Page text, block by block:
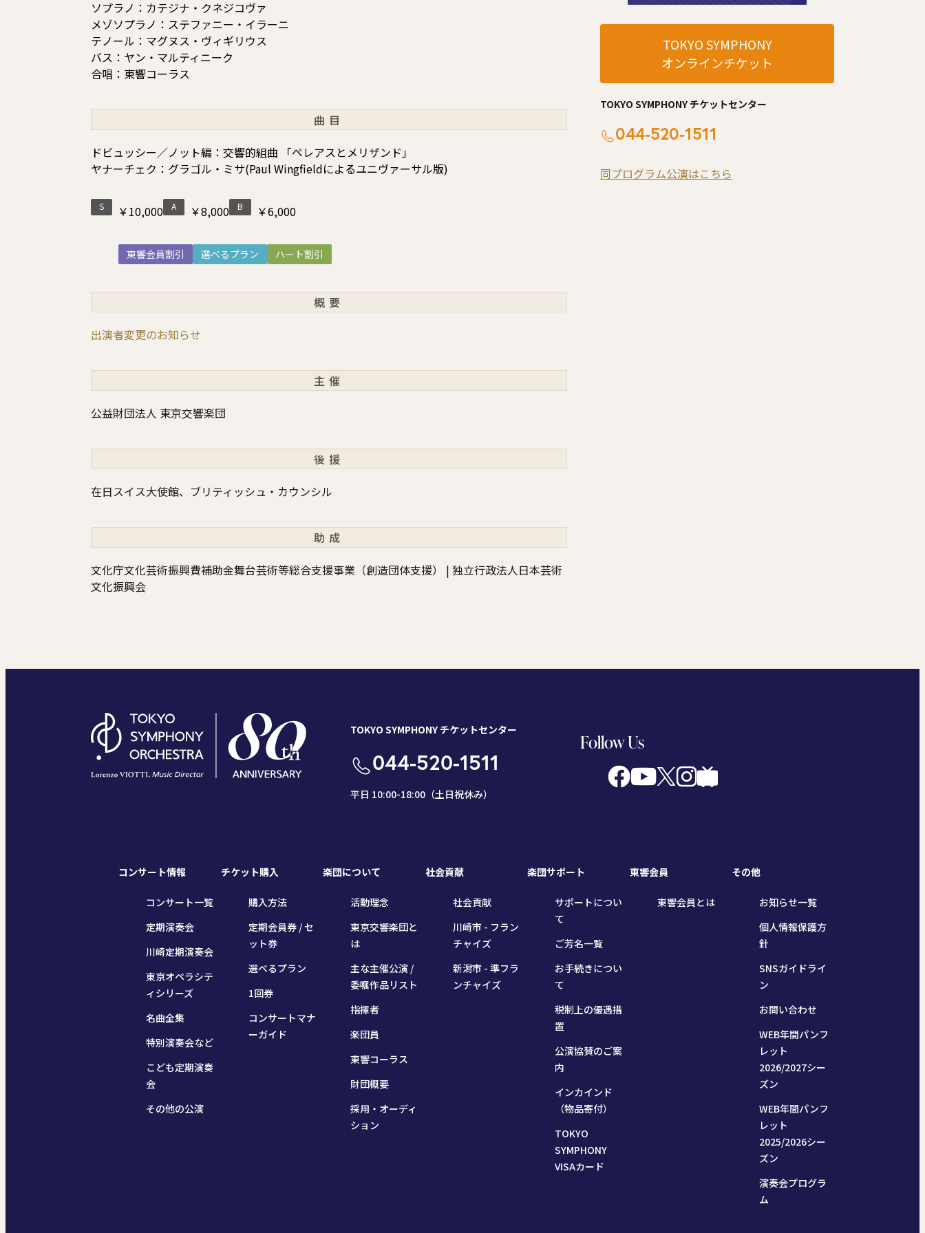
ソプラノ：カテジナ・クネジコヴァ
メゾソプラノ：ステファニー・イラーニ
テノール：マグヌス・ヴィギリウス
バス：ヤン・マルティニーク
合唱：東響コーラス
曲目
ドビュッシー／ノット編：交響的組曲 「ペレアスとメリザンド」
ヤナーチェク：グラゴル・ミサ(Paul Wingfieldによるユニヴァーサル版)
S ￥10,000 A ￥8,000 B ￥6,000
東響会員割引 選べるプラン ハート割引
概要
出演者変更のお知らせ
主催
公益財団法人 東京交響楽団
後援
在日スイス大使館、ブリティッシュ・カウンシル
助成
文化庁文化芸術振興費補助金舞台芸術等総合支援事業（創造団体支援） | 独立行政法人日本芸術
文化振興会
TOKYO SYMPHONY
オンラインチケット
TOKYO SYMPHONY チケットセンター
044-520-1511
同プログラム公演はこちら
TOKYO SYMPHONY チケットセンター
044-520-1511
平日 10:00-18:00（土日祝休み）
Follow Us
コンサート情報
コンサート一覧
定期演奏会
川崎定期演奏会
東京オペラシテ
ィシリーズ
名曲全集
特別演奏会など
こども定期演奏
会
その他の公演
チケット購入
購入方法
定期会員券 / セ
ット券
選べるプラン
1回券
コンサートマナ
ーガイド
楽団について
活動理念
東京交響楽団と
は
主な主催公演 /
委嘱作品リスト
指揮者
楽団員
東響コーラス
財団概要
採用・オーディ
ション
社会貢献
社会貢献
川崎市 - フラン
チャイズ
新潟市 - 準フラ
ンチャイズ
楽団サポート
サポートについ
て
ご芳名一覧
お手続きについ
て
税制上の優遇措
置
公演協賛のご案
内
インカインド
（物品寄付）
TOKYO
SYMPHONY
VISAカード
東響会員
東響会員とは
その他
お知らせ一覧
個人情報保護方
針
SNSガイドライ
ン
お問い合わせ
WEB年間パンフ
レット
2026/2027シー
ズン
WEB年間パンフ
レット
2025/2026シー
ズン
演奏会プログラ
ム